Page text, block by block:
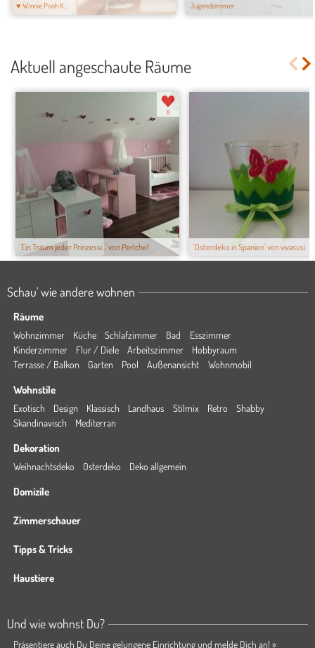
♥ Winnie Pooh K... Jugendzimmer
Aktuell angeschaute Räume
'Ein Traum jeder Prinzessi...' von Perlche1
8
'Osterdeko in Spanien' von vivasusi
Schau' wie andere wohnen
Räume
Wohnzimmer Küche Schlafzimmer Bad
Esszimmer
Kinderzimmer
Flur / Diele Arbeitszimmer
Hobbyraum
Terrasse / Balkon
Garten Pool Außenansicht Wohnmobil
Wohnstile
Exotisch Design Klassisch Landhaus Stilmix Retro
Shabby
Skandinavisch
Mediterran
Dekoration
Weihnachtsdeko Osterdeko Deko allgemein
Domizile
Zimmerschauer
Tipps & Tricks
Haustiere
Und wie wohnst Du?
Präsentiere auch Du Deine gelungene Einrichtung und melde Dich an! »